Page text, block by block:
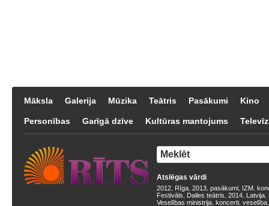
Māksla Galerija Mūzika Teātris Pasākumi Kino
Personības Garīgā dzīve Kultūras mantojums
Atslēgas vārdi
2012 Rīga 2013 pasākumi IZM
Festivāls
Dailes teātris 2014 Latvija
Veselības ministrija koncerti veselība